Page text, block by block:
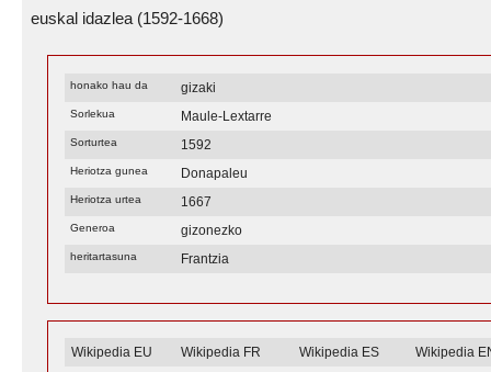
euskal idazlea (1592-1668)
honako hau da gizaki
Sorlekua Maule-Lextarre
Sorturtea 1592
Heriotza gunea Donapaleu
Heriotza urtea 1667
Generoa gizonezko
heritartasuna Frantzia
Wikipedia EU Wikipedia FR Wikipedia ES
Wikipedia